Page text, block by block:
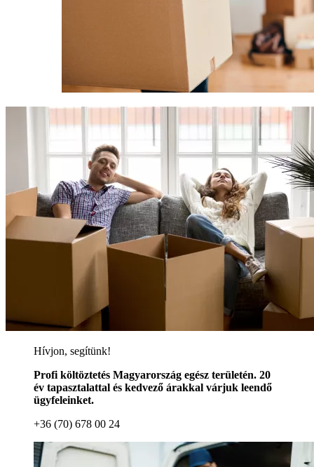
Hívjon, segítünk!
Profi költöztetés Magyarország egész területén. 20
év tapasztalattal és kedvező árakkal várjuk leendő
ügyfeleinket.
+36 (70) 678 00 24